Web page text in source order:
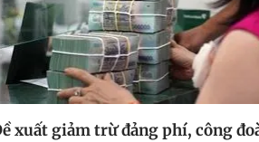
xuất giảm trừ đảng phí, công